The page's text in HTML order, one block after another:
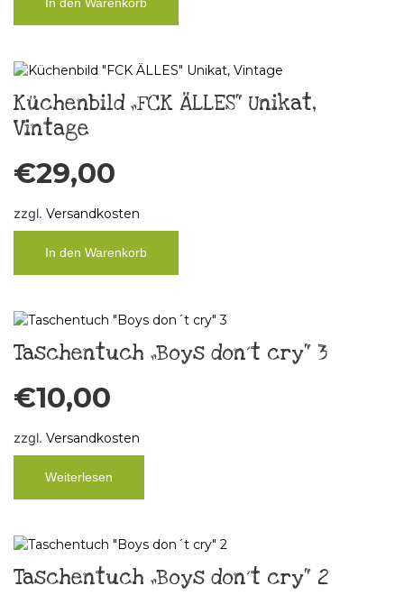
Küchenbild „FCK ÄLLES“ Unikat,
Vintage
€29,00
zzgl. Versandkosten
In den Warenkorb
Taschentuch „Boys don´t cry“ 3
€10,00
zzgl. Versandkosten
Weiterlesen
Taschentuch „Boys don´t cry“ 2